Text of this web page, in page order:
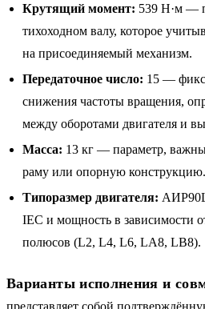
Крутящий момент: 539 Н·м —
тихоходном валу, которое
на присоединяемый механизм.
Передаточное число: 15 —
снижения частоты вращения,
между оборотами двигателя и
Масса: 13 кг — параметр,
раму или опорную конструкцию.
Типоразмер двигателя:
IEC и мощность в зависимости
полюсов (L2, L4, L6, LA8, LB8).
Варианты исполнения и
представляет собой